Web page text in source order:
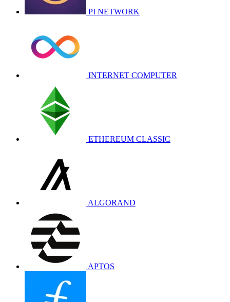
PI NETWORK
INTERNET COMPUTER
ETHEREUM CLASSIC
ALGORAND
APTOS